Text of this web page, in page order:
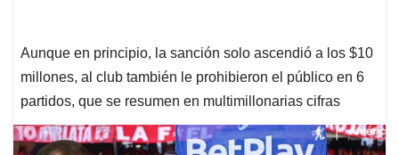
Aunque en principio, la sanción solo ascendió a los $10
millones, al club también le prohibieron el público en 6
partidos, que se resumen en multimillonarias cifras